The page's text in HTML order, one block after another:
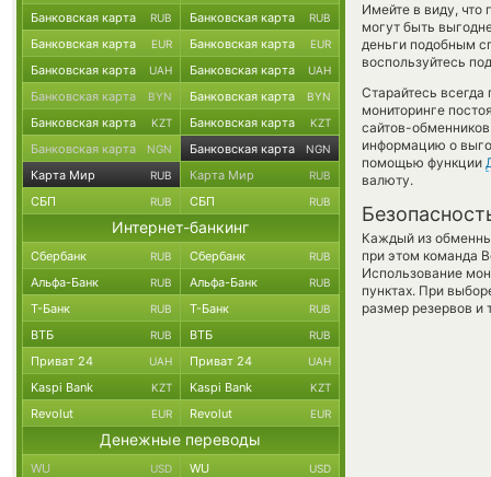
Имейте в виду, что
могут быть
деньги подобным
воспользуйтесь
Старайтесь
мониторинге
сайтов-
информацию о
помощью функции
валюту.
Каждый из
при этом команда
Использование
пунктах. При
размер резервов и
Банковская карта RUB Банковская карта RUB
Банковская карта EUR Банковская карта EUR
Банковская карта UAH Банковская карта UAH
Банковская карта BYN Банковская карта BYN
Банковская карта KZT Банковская карта KZT
Банковская карта NGN Банковская карта NGN
Карта Мир RUB Карта Мир RUB
СБП RUB СБП RUB
Интернет-банкинг
Сбербанк RUB Сбербанк RUB
Альфа-Банк RUB Альфа-Банк RUB
Т-Банк RUB Т-Банк RUB
ВТБ RUB ВТБ RUB
Приват 24 UAH Приват 24 UAH
Kaspi Bank KZT Kaspi Bank KZT
Revolut EUR Revolut EUR
Денежные переводы
WU USD WU USD